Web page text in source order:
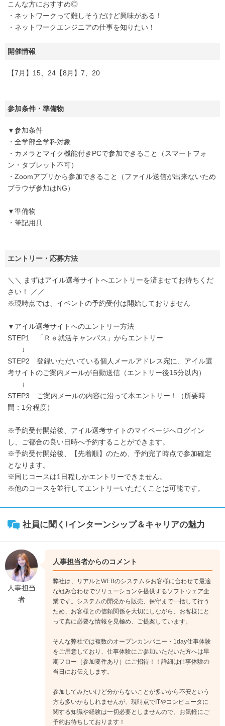
こんな方におすすめ◎
・ネットワークって難しそうだけど興味がある！
・ネットワークエンジニアの仕事を知りたい！
開催情報
【7月】15、24【8月】7、20
参加条件・準備物
▼参加条件
・全学部全学科対象
・カメラとマイク機能付きPCで参加できること（スマートフォ
ン・タブレット不可）
・Zoomアプリから参加できること（ファイル送信が出来ないため
ブラウザ参加はNG）
▼準備物
・筆記用具
エントリー・応募方法
＼＼ まずはアイル選考サイトへエントリーを済ませてお待ちくだ
さい！ ／／
※現時点では、イベントの予約受付は開始しておりません
▼アイル選考サイトへのエントリー方法
STEP1 「Ｒｅ就活キャンパス」からエントリー
↓
STEP2 登録いただいている個人メールアドレス宛に、アイル選
考サイトのご案内メールが自動送信（エントリー後15分以内）
↓
STEP3 ご案内メールの内容に沿って本エントリー！（所要時
間：1分程度）
※予約受付開始後、アイル選考サイトのマイページへログイン
し、ご都合の良い日時へ予約することができます。
※予約受付開始後、【先着順】のため、予約完了時点で参加確定
となります。
※同じコースは1日程しかエントリーできません。
※他のコースを並行してエントリーいただくことは可能です。
社員に聞く!インターンシップ＆キャリアの魅力
人事担当
者
人事担当者からのコメント
弊社は、リアルとWEBのシステムをお客様に合わせて最適
な組み合わせでソリューションを提供するソフトウェア企
業です。システムの開発から販売、保守まで一括して行う
ため、お客様との信頼関係を大切にしながら、お客様にと
って真に必要な情報を見極め、ご提案しています。
そんな弊社では複数のオープンカンパニー・1day仕事体験
をご用意しており、仕事体験にご参加いただいた方へは早
期フロー（参加要件あり）にご招待！！詳細は仕事体験の
当日にお伝えします。
参加してみたいけど分からないことが多いから不安という
方も多いかもしれませんが、現時点でITやコンピュータに
関する知識や経験は一切必要としませんので、お気軽にご
予約お待ちしております！